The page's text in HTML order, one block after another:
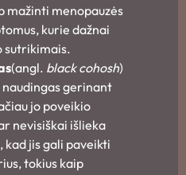
mažinti menopauzės
kurie dažnai
sutrikimais.
(angl. black cohosh)
gerinant
jo poveikio
nevisiškai išlieka
kad jis gali paveikti
tokius kaip